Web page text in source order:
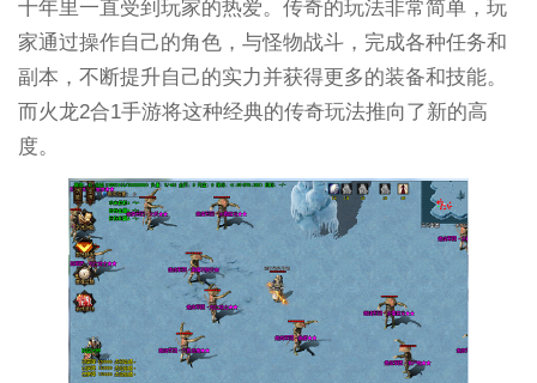
十年里一直受到玩家的热爱。传奇的玩法非常简单，玩
家通过操作自己的角色，与怪物战斗，完成各种任务和
副本，不断提升自己的实力并获得更多的装备和技能。
而火龙2合1手游将这种经典的传奇玩法推向了新的高
度。